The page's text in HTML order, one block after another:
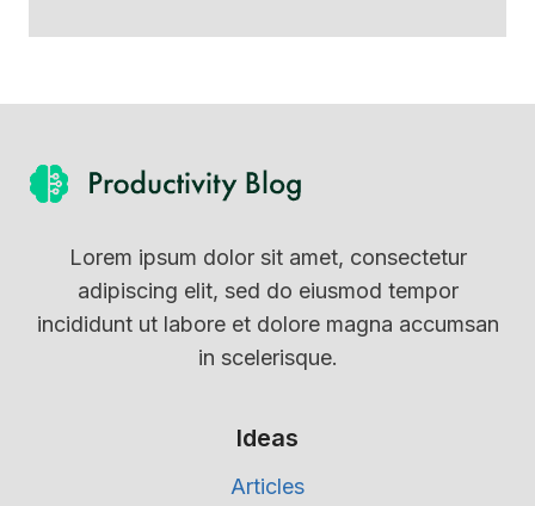
Lorem ipsum dolor sit amet, consectetur
adipiscing elit, sed do eiusmod tempor
incididunt ut labore et dolore magna accumsan
in scelerisque.
Ideas
Articles